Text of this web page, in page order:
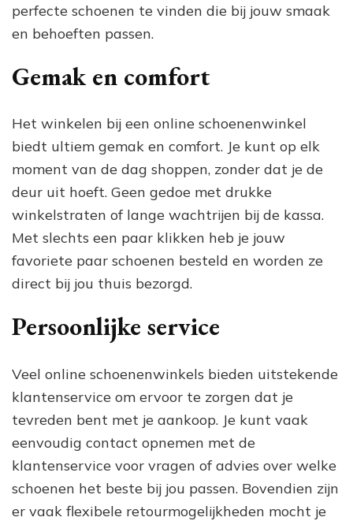
perfecte schoenen te vinden die bij jouw smaak
en behoeften passen.
Gemak en comfort
Het winkelen bij een online schoenenwinkel
biedt ultiem gemak en comfort. Je kunt op elk
moment van de dag shoppen, zonder dat je de
deur uit hoeft. Geen gedoe met drukke
winkelstraten of lange wachtrijen bij de kassa.
Met slechts een paar klikken heb je jouw
favoriete paar schoenen besteld en worden ze
direct bij jou thuis bezorgd.
Persoonlijke service
Veel online schoenenwinkels bieden uitstekende
klantenservice om ervoor te zorgen dat je
tevreden bent met je aankoop. Je kunt vaak
eenvoudig contact opnemen met de
klantenservice voor vragen of advies over welke
schoenen het beste bij jou passen. Bovendien zijn
er vaak flexibele retourmogelijkheden mocht je